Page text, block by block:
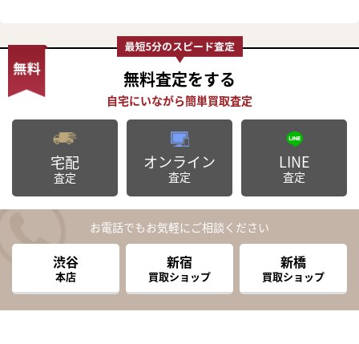
無料査定をする
宅配
査定
オンライン
査定
LINE
査定
お電話でもお気軽にご相談ください
渋谷
本店
新宿
買取ショップ
新橋
買取ショップ